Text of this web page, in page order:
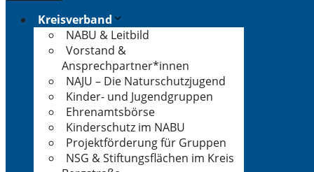
Kreisverband
NABU & Leitbild
Vorstand &
Ansprechpartner*innen
NAJU – Die Naturschutzjugend
Kinder- und Jugendgruppen
Ehrenamtsbörse
Kinderschutz im NABU
Projektförderung für Gruppen
NSG & Stiftungsflächen im Kreis